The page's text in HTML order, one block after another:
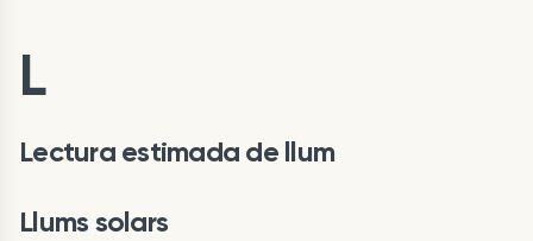
L
Lectura estimada de llum
Llums solars